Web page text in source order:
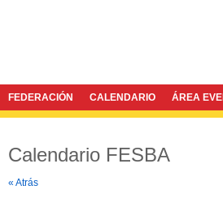
FEDERACIÓN CALENDARIO ÁREA
Calendario FESBA
« Atrás